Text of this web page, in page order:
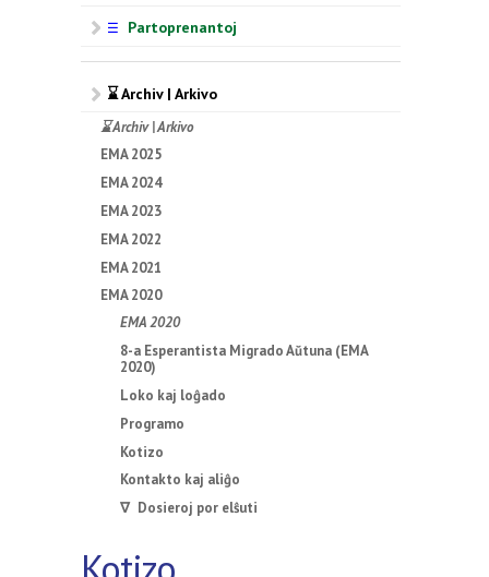
☰ Partoprenantoj
⌛ Archiv | Arkivo
⌛ Archiv | Arkivo
EMA 2025
EMA 2024
EMA 2023
EMA 2022
EMA 2021
EMA 2020
EMA 2020
8-a Esperantista Migrado Aŭtuna (EMA
2020)
Loko kaj loĝado
Programo
Kotizo
Kontakto kaj aliĝo
∇ Dosieroj por elŝuti